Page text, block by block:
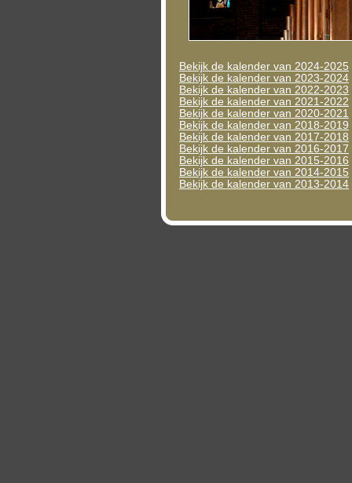
Bekijk de kalender van 2024-2025
Bekijk de kalender van 2023-2024
Bekijk de kalender van 2022-2023
Bekijk de kalender van 2021-2022
Bekijk de kalender van 2020-2021
Bekijk de kalender van 2018-2019
Bekijk de kalender van 2017-2018
Bekijk de kalender van 2016-2017
Bekijk de kalender van 2015-2016
Bekijk de kalender van 2014-2015
Bekijk de kalender van 2013-2014